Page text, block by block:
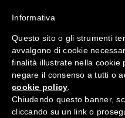
Tutte le categorie
Informativa
Questo sito o gli strumenti
avvalgono di cookie
finalità illustrate nella cookie
negare il consenso a tutti o
cookie policy
Chiudendo questo banner,
cliccando su un link o